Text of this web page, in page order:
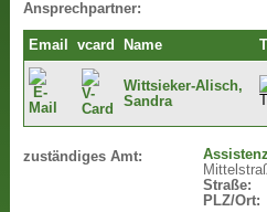
Ansprechpartner:
Email vcard Name
Wittsieker-Alisch,
Sandra
zuständiges Amt:
Straße:
PLZ/Ort: